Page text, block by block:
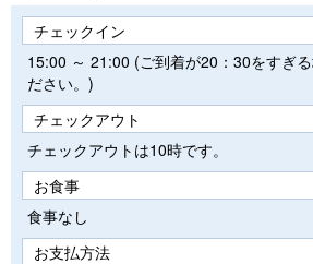
チェックイン
15:00 ～ 21:00 (ご到着が20：30をすぎ
ださい。)
チェックアウト
チェックアウトは10時です。
お食事
食事なし
お支払方法